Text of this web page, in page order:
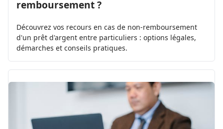
remboursement ?
Découvrez vos recours en cas de non-remboursement
d'un prêt d'argent entre particuliers : options légales,
démarches et conseils pratiques.